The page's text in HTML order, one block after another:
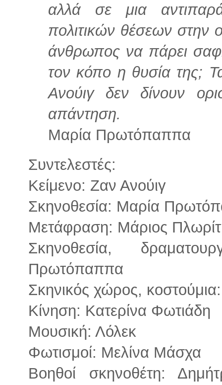
αλλά σε μια
πολιτικών θέσεων στην
άνθρωπος να πάρει
τον κόπο η θυσία της;
Ανούιγ δεν δίνουν
απάντηση.
Μαρία Πρωτόπαππα
Συντελεστές:
Κείμενο: Ζαν Ανούιγ
Σκηνοθεσία: Μαρία
Μετάφραση: Μάριος
Σκηνοθεσία,
Πρωτόπαππα
Σκηνικός χώρος,
Κίνηση: Κατερίνα Φωτιάδη
Μουσική: Λόλεκ
Φωτισμοί: Μελίνα Μάσχα
Βοηθοί σκηνοθέτη: